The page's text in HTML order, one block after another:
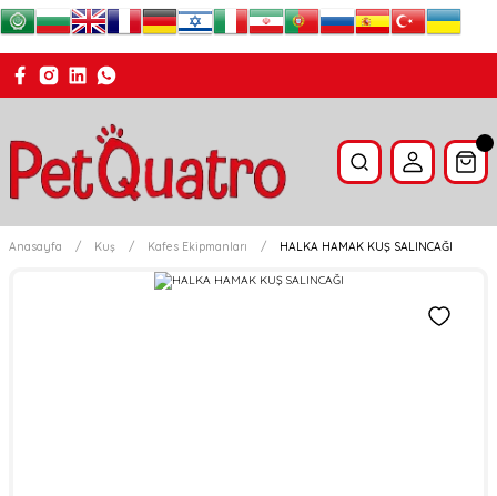
Anasayfa Kuş Kafes Ekipmanları HALKA HAMAK KUŞ SALINCAĞI